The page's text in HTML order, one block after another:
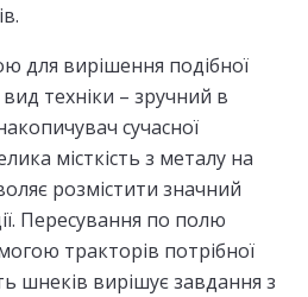
для вирішення подібної
техніки – зручний в
сучасної
місткість з металу на
розмістити значний
Пересування по полю
тракторів потрібної
шнеків вирішує завдання з